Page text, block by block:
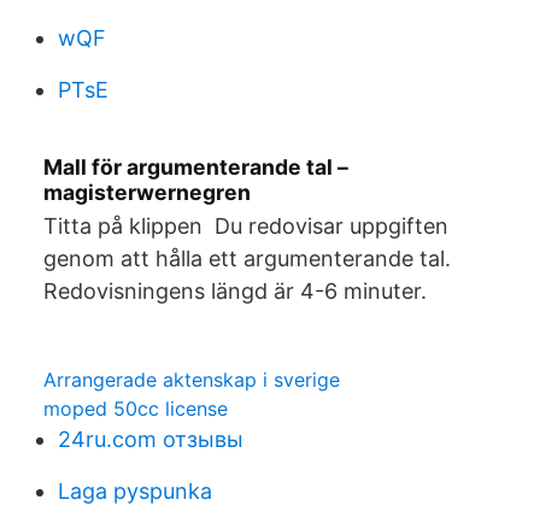
wQF
PTsE
Mall för argumenterande tal –
magisterwernegren
Titta på klippen Du redovisar uppgiften
genom att hålla ett argumenterande tal.
Redovisningens längd är 4-6 minuter.
Arrangerade aktenskap i sverige
moped 50cc license
24ru.com отзывы
Laga pyspunka